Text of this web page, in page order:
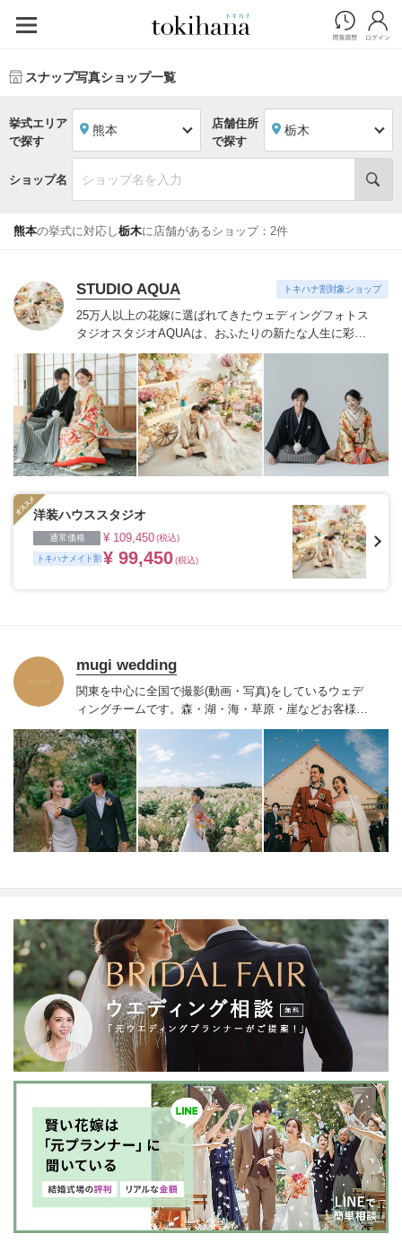
スナップ写真ショップ一覧
挙式エリア
で探す
熊本
店舗住所
で探す
栃木
ショップ名
熊本の挙式に対応し栃木に店舗があるショップ：2件
STUDIO AQUA トキハナ割対象ショップ
25万人以上の花嫁に選ばれてきたウェディングフォトス
タジオスタジオAQUAは、おふたりの新たな人生に彩り
を添える“最高のウェディングフォト”のお手伝いをさせ
ていただきます。1枚の写真のチカラを信じて
洋装ハウススタジオ
通常価格 ¥ 109,450(税込)
トキハナメイト割 ¥ 99,450(税込)
mugi wedding
関東を中心に全国で撮影(動画・写真)をしているウェデ
ィングチームです。 森・湖・海・草原・崖などお客様が
撮影したいロケーションにて私たちが出張撮影をいたし
ます。お2人だけのコンセプトを余すことなく動画・写真
で表現し、オーダーメイドの作品をお届けいたします。
「色褪せない想い出を」をご一緒に創り上げていきませ
んか。【キャンセル規定】ご契約日から撮影日の31日前
まで→キャンセル料は発生しません。撮影日の30日前か
ら８日前まで→お見積額の50％撮影日の７日前から前日
まで→お見積額の75％撮影日当日→お見積額の100％